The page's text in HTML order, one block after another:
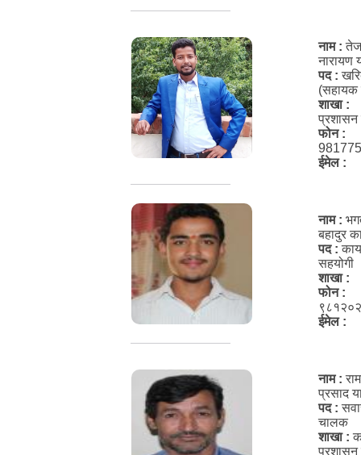
नाम :तेज
नारायण
पद :
(सहायक
शाखा :
प्रशासन
फोन :
ईमेल :
नाम :
बहादुर
पद :
सहयोगी
शाखा :
फोन :
ईमेल :
नाम :
प्रसाद
पद :
चालक
शाखा :
प्रशासन